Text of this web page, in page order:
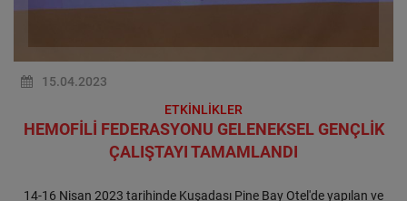
15.04.2023
ETKİNLİKLER
HEMOFİLİ FEDERASYONU GELENEKSEL GENÇLİK
ÇALIŞTAYI TAMAMLANDI
14-16 Nisan 2023 tarihinde Kuşadası Pine Bay Otel'de yapılan ve